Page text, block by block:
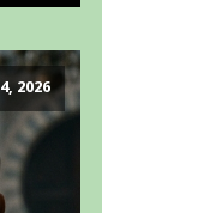
2026